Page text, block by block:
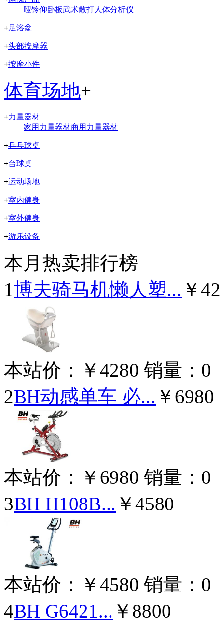
哑铃仰卧板武术散打人体分析仪
+足浴盆
+头部按摩器
+按摩小件
体育场地+
+力量器材
家用力量器材商用力量器材
+乒乓球桌
+台球桌
+运动场地
+室内健身
+室外健身
+游乐设备
本月热卖排行榜
1博夫骑马机懒人塑... ￥
本站价： ￥4280 销量： 0
2BH动感单车 必... ￥6980
本站价： ￥6980 销量： 0
3BH H108B... ￥4580
本站价： ￥4580 销量： 0
4BH G6421... ￥8800